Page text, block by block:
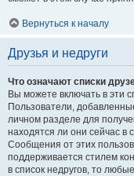
Вернуться к началу
Друзья и недруги
Что означают списки
Вы можете включать в эти
Пользователи,
личном разделе для
находятся ли они сейчас в
Сообщения от этих
поддерживается стилем
в список недругов, то